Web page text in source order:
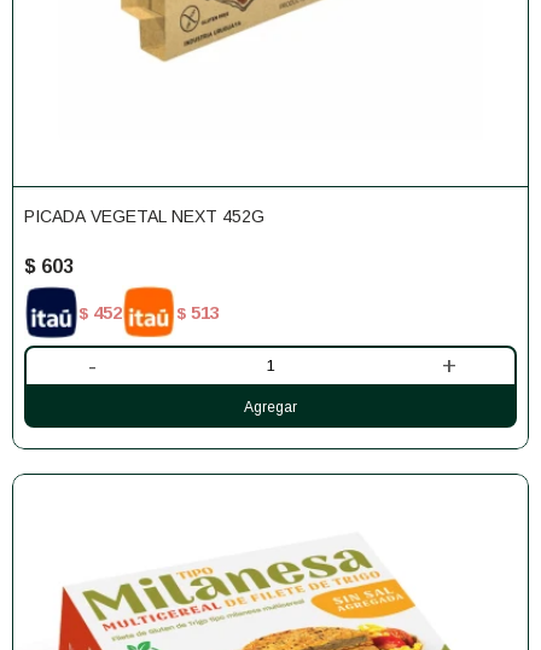
PICADA VEGETAL NEXT 452G
$ 603
$ 452 $ 513
- +